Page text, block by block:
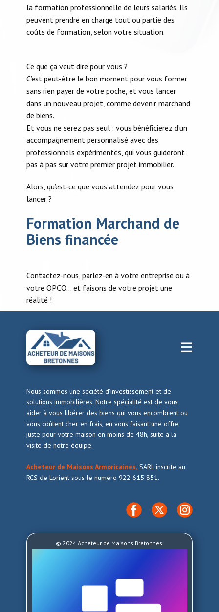
la formation professionnelle de leurs salariés. Ils
peuvent prendre en charge tout ou partie des
coûts de formation, selon votre situation.
Ce que ça veut dire pour vous ?
C’est peut-être le bon moment pour vous former
sans rien payer de votre poche, et vous lancer
dans un nouveau projet, comme devenir marchand
de biens.
Et vous ne serez pas seul : vous bénéficierez d’un
accompagnement personnalisé avec des
professionnels expérimentés, qui vous guideront
pas à pas sur votre premier projet immobilier.
Alors, qu’est-ce que vous attendez pour vous
lancer ?
Formation Marchand de
Biens financée
Contactez-nous, parlez-en à votre entreprise ou à
votre OPCO… et faisons de votre projet une
réalité !
Nous sommes une société d’investissement et de
solutions immobilières. Notre spécialité est de vous
aider à vous libérer des biens qui vous encombrent ou
vous coûtent cher en frais, en vous faisant une offre
juste pour votre maison en moins de 48h, suite a la
visite de notre équipe.
Acheteur de Maisons Armoricaines, SARL inscrite au
RCS de Lorient sous le numéro 922 615 851.
© 2024 Acheteur de Maisons Bretonnes.